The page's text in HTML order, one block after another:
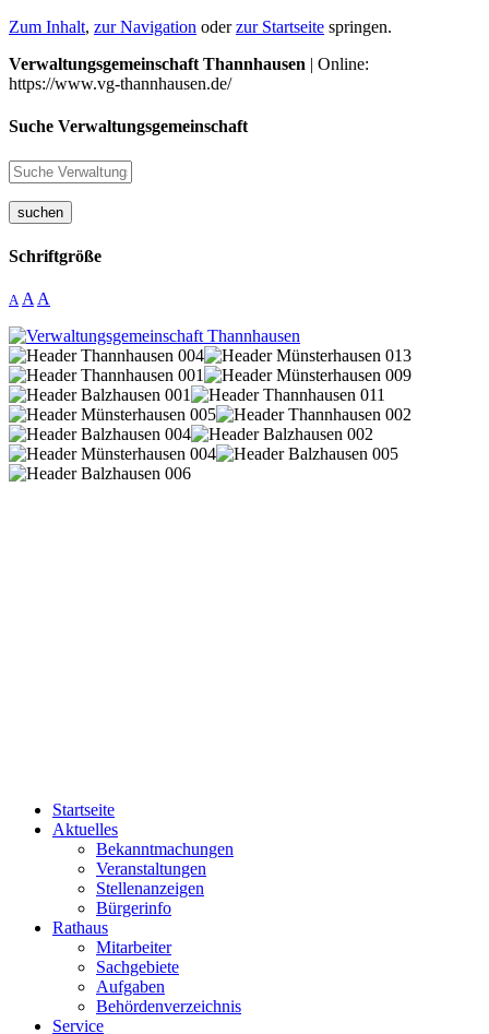
Zum Inhalt, zur Navigation oderzur Startseite springen.
Verwaltungsgemeinschaft Thannhausen | Online:
https://www.vg-thannhausen.de/
Suche Verwaltungsgemeinschaft
suchen
Schriftgröße
A A A
Startseite
Aktuelles
Bekanntmachungen
Veranstaltungen
Stellenanzeigen
Bürgerinfo
Rathaus
Mitarbeiter
Sachgebiete
Aufgaben
Behördenverzeichnis
Service